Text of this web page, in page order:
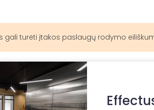
gali turėti įtakos paslaugų rodymo